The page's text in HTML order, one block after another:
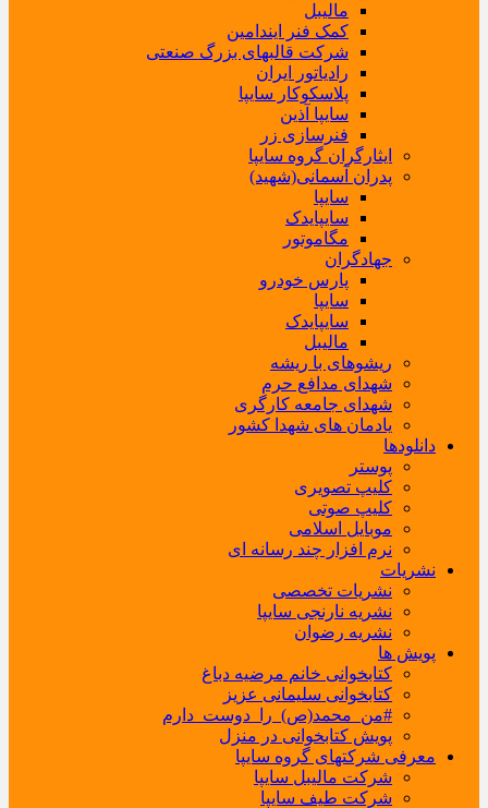
مالیبل
کمک فنر ایندامین
شرکت قالبهای بزرگ صنعتی
رادیاتور ایران
پلاسکوکار سایپا
سایپا آذین
فنرسازی زر
ایثارگران گروه سایپا
پدران آسمانی(شهید)
سایپا
سایپایدک
مگاموتور
جهادگران
پارس خودرو
سایپا
سایپایدک
مالیبل
ریشوهای با ریشه
شهدای مدافع حرم
شهدای جامعه کارگری
یادمان های شهدا کشور
دانلودها
پوستر
کلیپ تصویری
کلیپ صوتی
موبایل اسلامی
نرم افزار چند رسانه ای
نشریات
نشریات تخصصی
نشریه نارنجی سایپا
نشریه رضوان
پویش ها
کتابخوانی خانم مرضیه دباغ
کتابخوانی سلیمانی عزیز
#من_محمد(ص)_را_دوست_دارم
پویش کتابخوانی در منزل
معرفی شرکتهای گروه سایپا
شرکت مالیبل سایپا
شرکت طیف سایپا